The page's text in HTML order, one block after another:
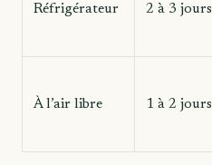
Réfrigérateur 2 à 3 jours
À l’air libre 1 à 2 jours